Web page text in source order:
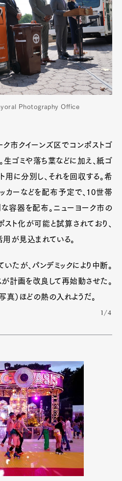
Photography Office
市クイーンズ区でコンポストゴ
生ゴミや落ち葉などに加え、紙ゴ
用に分別し、それを回収する。希
カーなどを配布予定で、10世帯
容器を配布。ニューヨーク市の
ト化が可能と試算されており、
が見込まれている。
たが、パンデミックにより中断。
が計画を改良して再始動させた。
真）ほどの熱の入れようだ。
1/4